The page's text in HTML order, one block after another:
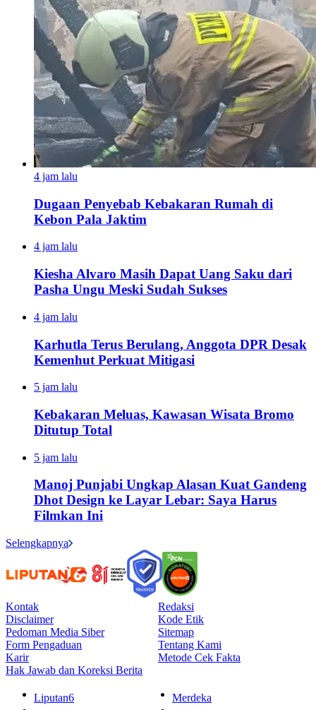
4 jam lalu
Dugaan Penyebab Kebakaran Rumah di
Kebon Pala Jaktim
4 jam lalu
Kiesha Alvaro Masih Dapat Uang Saku dari
Pasha Ungu Meski Sudah Sukses
4 jam lalu
Karhutla Terus Berulang, Anggota DPR Desak
Kemenhut Perkuat Mitigasi
5 jam lalu
Kebakaran Meluas, Kawasan Wisata Bromo
Ditutup Total
5 jam lalu
Manoj Punjabi Ungkap Alasan Kuat Gandeng
Dhot Design ke Layar Lebar: Saya Harus
Filmkan Ini
Selengkapnya
Kontak
Redaksi
Disclaimer
Kode Etik
Pedoman Media Siber
Sitemap
Form Pengaduan
Tentang Kami
Karir
Metode Cek Fakta
Hak Jawab dan Koreksi Berita
Liputan6
Merdeka